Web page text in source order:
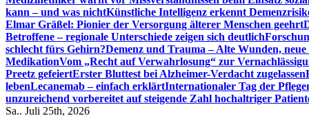
kann – und was nichtKünstliche Intelligenz erkennt
Elmar Gräßel: Pionier der Versorgung älterer Menschen geehrt
Betroffene – regionale Unterschiede zeigen sich deutlich
schlecht fürs Gehirn?Demenz und Trauma – Alte Wunden,
MedikationVom „Recht auf Verwahrlosung“ zur
Preetz gefeiertErster Bluttest bei Alzheimer-Verdacht zugelassen
lebenLecanemab – einfach erklärtInternationaler Tag der
unzureichend vorbereitet auf steigende Zahl hochaltriger
Sa.. Juli 25th, 2026